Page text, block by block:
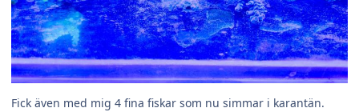
Fick även med mig 4 fina fiskar som nu simmar i karantän.